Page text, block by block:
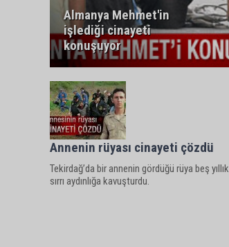
Almanya Mehmet'in
işlediği cinayeti
konuşuyor
Annenin rüyası cinayeti çözdü
Tekirdağ’da bir annenin gördüğü rüya beş yıllık
sırrı aydınlığa kavuşturdu.